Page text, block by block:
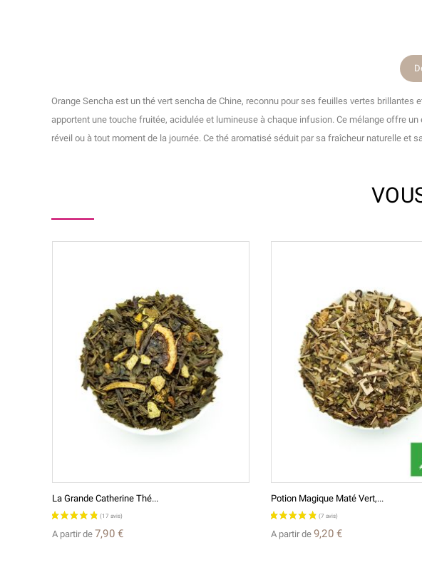
Orange Sencha est un thé vert sencha de Chine, reconnu pour ses feuilles vertes
apportent une touche fruitée, acidulée et lumineuse à chaque infusion. Ce mélange offre
réveil ou à tout moment de la journée. Ce thé aromatisé séduit par sa fraîcheur naturelle et
La Grande Catherine Thé...
A partir de 7,90 €
Potion Magique Maté Vert,...
A partir de 9,20 €